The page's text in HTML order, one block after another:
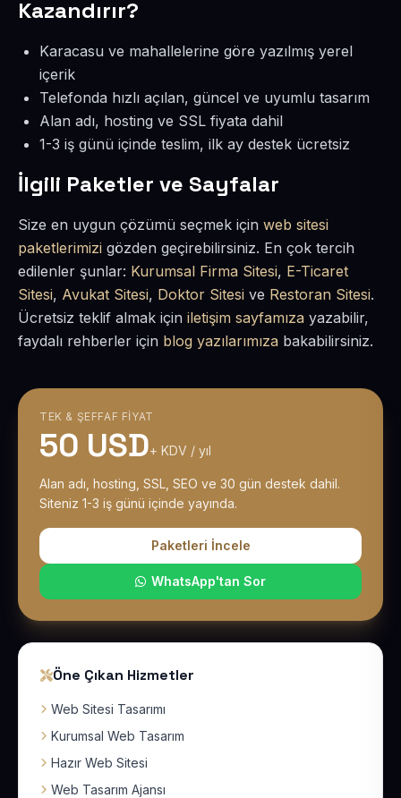
Kazandırır?
Karacasu ve mahallelerine göre yazılmış yerel
içerik
Telefonda hızlı açılan, güncel ve uyumlu tasarım
Alan adı, hosting ve SSL fiyata dahil
1-3 iş günü içinde teslim, ilk ay destek ücretsiz
İlgili Paketler ve Sayfalar
Size en uygun çözümü seçmek için web sitesi
paketlerimizi gözden geçirebilirsiniz. En çok tercih
edilenler şunlar: Kurumsal Firma Sitesi, E-Ticaret
Sitesi, Avukat Sitesi, Doktor Sitesi ve Restoran Sitesi.
Ücretsiz teklif almak için iletişim sayfamıza yazabilir,
faydalı rehberler için blog yazılarımıza bakabilirsiniz.
TEK & ŞEFFAF FIYAT
50 USD+ KDV / yıl
Alan adı, hosting, SSL, SEO ve 30 gün destek dahil.
Siteniz 1-3 iş günü içinde yayında.
Paketleri İncele
WhatsApp'tan Sor
Öne Çıkan Hizmetler
Web Sitesi Tasarımı
Kurumsal Web Tasarım
Hazır Web Sitesi
Web Tasarım Ajansı